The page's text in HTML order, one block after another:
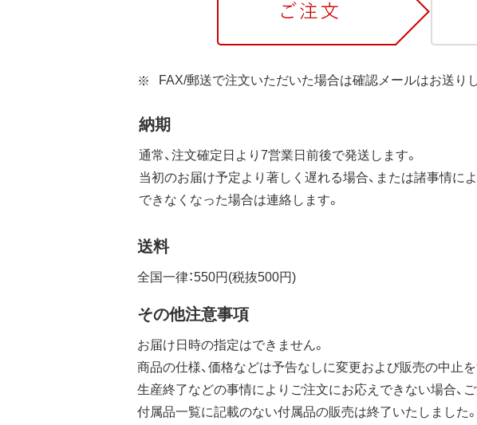
FAX/郵送で注文いただいた場合は確認メールはお送り
納期
通常、注文確定日より7営業日前後で発送します。
当初のお届け予定より著しく遅れる場合、または諸事情に
できなくなった場合は連絡します。
送料
全国一律：550円(税抜500円)
その他注意事項
お届け日時の指定はできません。
商品の仕様、価格などは予告なしに変更および販売の中止
生産終了などの事情によりご注文にお応えできない場合、
付属品一覧に記載のない付属品の販売は終了いたしました